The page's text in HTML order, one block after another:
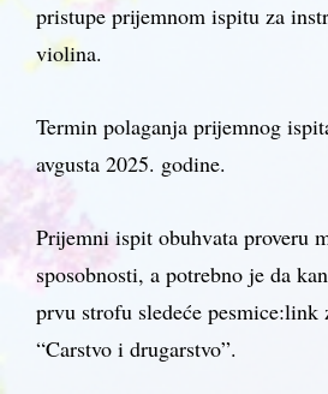
pristupe prijemnom ispitu za
violina.
Termin polaganja prijemnog
avgusta 2025. godine.
Prijemni ispit obuhvata proveru
sposobnosti, a potrebno je da
prvu strofu sledeće pesmice:link
“Carstvo i drugarstvo”.